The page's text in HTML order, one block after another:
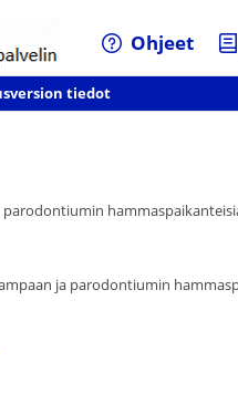
Ohjeet
tiedot
parodontiumin
ja parodontiumin